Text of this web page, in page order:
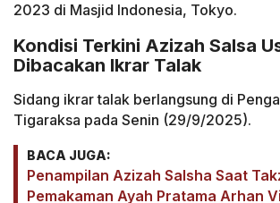
2023 di Masjid Indonesia, Tokyo.
Kondisi Terkini Azizah Salsa
Dibacakan Ikrar Talak
Sidang ikrar talak berlangsung di
Tigaraksa pada Senin (29/9/2025).
BACA JUGA:
Penampilan Azizah Salsha Saat
Pemakaman Ayah Pratama Arhan